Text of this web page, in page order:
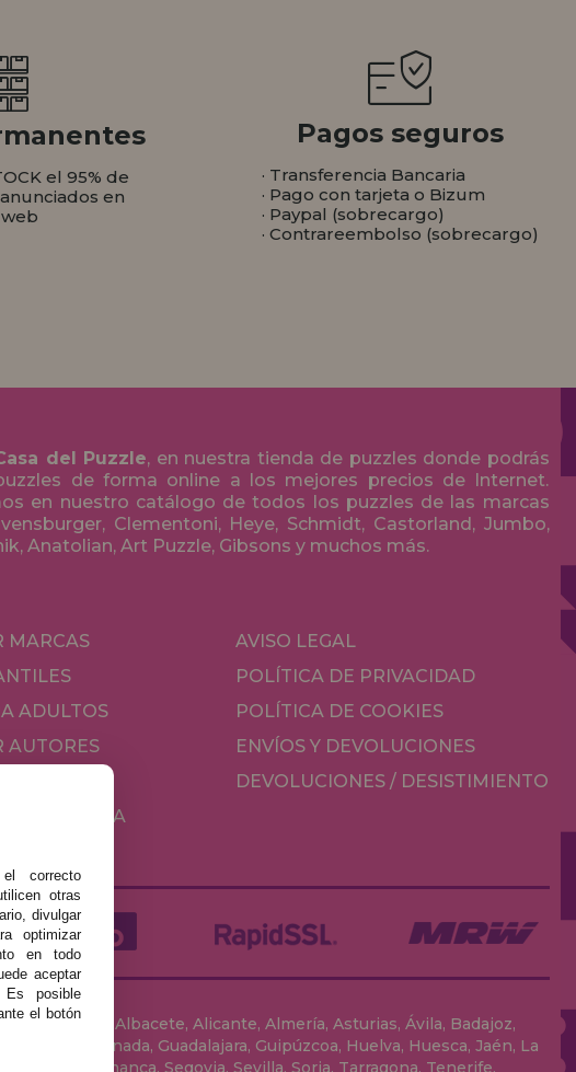
el 95% de
en
Pagos seguros
· Transferencia Bancaria
· Pago con tarjeta o Bizum
· Paypal (sobrecargo)
· Contrareembolso (sobrecargo)
del Puzzle, en nuestra tienda de puzzles donde podrás
de forma online a los mejores precios de Internet.
en nuestro catálogo de todos los puzzles de las marcas
Clementoni, Heye, Schmidt, Castorland, Jumbo,
Anatolian, Art Puzzle, Gibsons y muchos más.
MARCAS
ADULTOS
AUTORES
DE MESA
AVISO LEGAL
POLÍTICA DE PRIVACIDAD
POLÍTICA DE COOKIES
ENVÍOS Y DEVOLUCIONES
DEVOLUCIONES / DESISTIMIENTO
Álava, Albacete, Alicante, Almería, Asturias, Ávila, Badajoz,
Granada, Guadalajara, Guipúzcoa, Huelva, Huesca, Jaén, La
Salamanca, Segovia, Sevilla, Soria, Tarragona, Tenerife,
correcto
otras
divulgar
optimizar
en todo
aceptar
posible
el botón